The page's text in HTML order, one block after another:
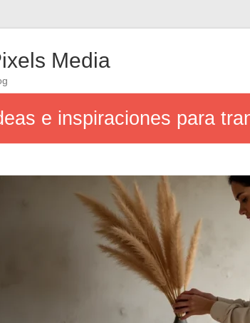
Media
e inspiraciones para